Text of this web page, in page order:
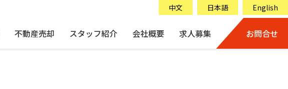
中文 日本語 English
不動産売却 スタッフ紹介 会社概要 求人募集 お問合せ